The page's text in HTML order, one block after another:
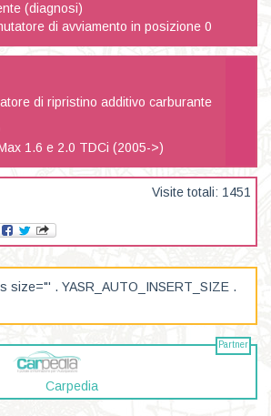
(diagnosi)
di avviamento in posizione 0
di ripristino additivo carburante
1.6 e 2.0 TDCi (2005->)
Visite totali: 1451
size="' . YASR_AUTO_INSERT_SIZE .
Partner
Carpedia